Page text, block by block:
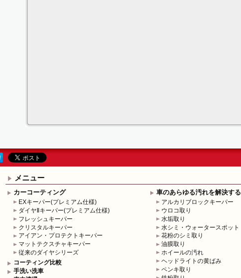
メニュー
カーコーティング
EXキーパー(プレミアム仕様)
ダイヤⅡキーパー(プレミアム仕様)
フレッシュキーパー
クリスタルキーパー
アイアン・プロテクトキーパー
マットテクスチャキーパー
従来のダイヤシリーズ
コーティング比較
手洗い洗車
車のあらゆる汚れを解決する
アルカリブロックキーパー
ウロコ取り
水垢取り
水シミ・ウォータースポット
花粉のシミ取り
油膜取り
ホイールの汚れ
ヘッドライトの黄ばみ
ペンキ取り